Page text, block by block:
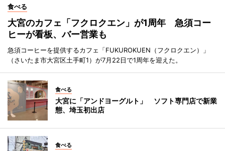
食べる
大宮のカフェ「フクロクエン」が1周年 急須コー
ヒーが看板、バー営業も
急須コーヒーを提供するカフェ「FUKUROKUEN（フクロクエン）」
（さいたま市大宮区土手町1）が7月22日で1周年を迎えた。
食べる
大宮に「アンドヨーグルト」 ソフト専門店で新業
態、埼玉初出店
食べる